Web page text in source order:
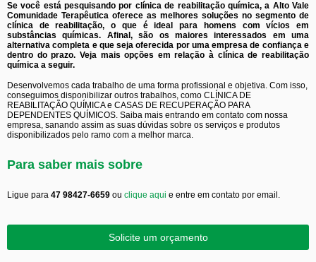
Se você está pesquisando por clínica de reabilitação química, a Alto Vale
Comunidade Terapêutica oferece as melhores soluções no segmento de
clínica de reabilitação, o que é ideal para homens com vícios em
substâncias químicas. Afinal, são os maiores interessados em uma
alternativa completa e que seja oferecida por uma empresa de confiança e
dentro do prazo. Veja mais opções em relação à clínica de reabilitação
química a seguir.
Desenvolvemos cada trabalho de uma forma profissional e objetiva. Com isso,
conseguimos disponibilizar outros trabalhos, como CLÍNICA DE
REABILITAÇÃO QUÍMICA e CASAS DE RECUPERAÇÃO PARA
DEPENDENTES QUÍMICOS. Saiba mais entrando em contato com nossa
empresa, sanando assim as suas dúvidas sobre os serviços e produtos
disponibilizados pelo ramo com a melhor marca.
Para saber mais sobre
Ligue para 47 98427-6659 ou clique aqui e entre em contato por email.
Solicite um orçamento